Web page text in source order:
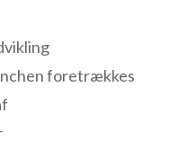
foretrækkes